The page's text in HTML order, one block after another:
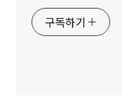
구독하기